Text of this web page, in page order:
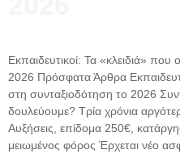
Εκπαιδευτικοί: Τα «κλειδιά»
2026 Πρόσφατα Άρθρα
στη συνταξιοδότηση το 2026
δουλεύουμε? Τρία χρόνια
Αυξήσεις, επίδομα 250€,
μειωμένος φόρος Έρχεται νέο